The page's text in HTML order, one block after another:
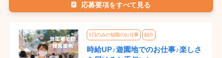
応募要項をすべて見る
1日のみの短期のお仕事 紹介
時給UP♪遊園地でのお仕事♪楽しさ